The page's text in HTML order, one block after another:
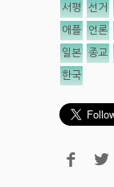
서평 선거
애플 언론
일본 종교
한국